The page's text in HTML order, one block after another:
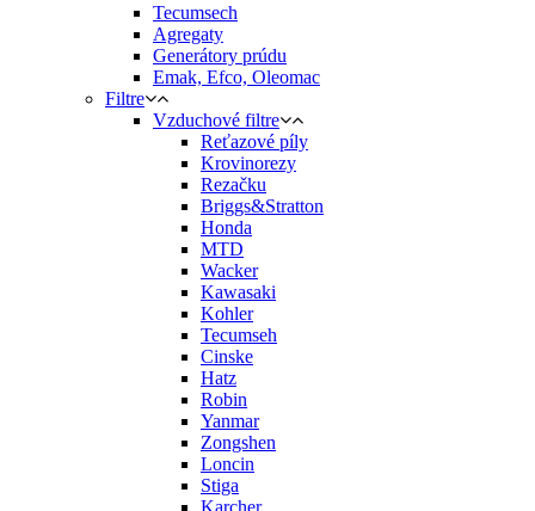
Tecumsech
Agregaty
Generátory prúdu
Emak, Efco, Oleomac
Filtre
Vzduchové filtre
Reťazové píly
Krovinorezy
Rezačku
Briggs&Stratton
Honda
MTD
Wacker
Kawasaki
Kohler
Tecumseh
Cinske
Hatz
Robin
Yanmar
Zongshen
Loncin
Stiga